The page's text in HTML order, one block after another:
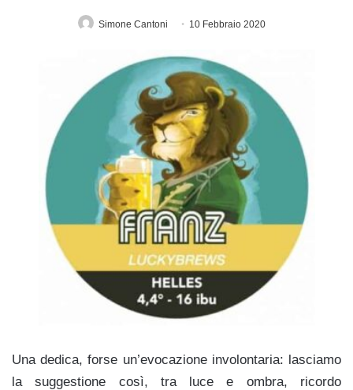
Simone Cantoni 10 Febbraio 2020
Una dedica, forse un’evocazione involontaria: lasciamo
la suggestione così, tra luce e ombra, ricordo